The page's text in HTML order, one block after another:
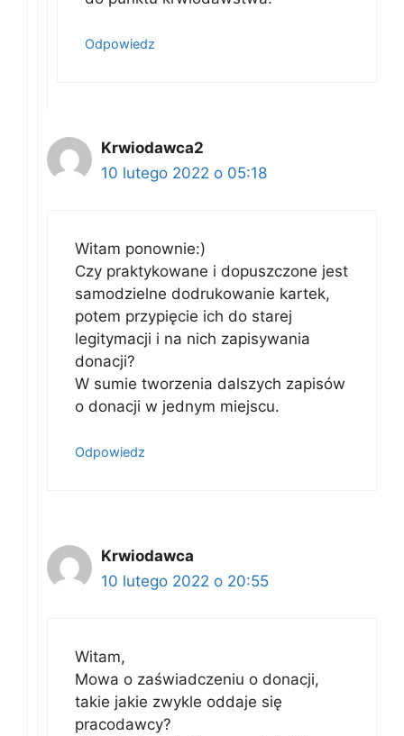
Odpowiedz
Krwiodawca2
10 lutego 2022 o 05:18
Witam ponownie:)
Czy praktykowane i dopuszczone jest
samodzielne dodrukowanie kartek,
potem przypięcie ich do starej
legitymacji i na nich zapisywania
donacji?
W sumie tworzenia dalszych zapisów
o donacji w jednym miejscu.
Odpowiedz
Krwiodawca
10 lutego 2022 o 20:55
Witam,
Mowa o zaświadczeniu o donacji,
takie jakie zwykle oddaje się
pracodawcy?